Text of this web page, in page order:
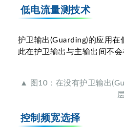
低电流量测技术
护卫输出(Guarding)的应用在
此在护卫输出与主输出间不
▲ 图10：在没有护卫输出
控制频宽选择